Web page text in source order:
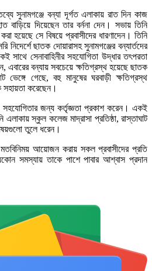
সুনামগঞ্জে বন্যা দূর্গত এলাকায় রাত দিন কাজ
বাড়িয়ে দিয়েছেন তার বর্ননা দেন। সভায় তিনি
হয়েছে সে বিষয়ে প্রবাসীদের ধারণাদেন। তিনি
নিদের্শে ছাতক দোয়ারাসহ সুনামগঞ্জের বন্যার্তদের
সাথে সেনাবাহিনীর সহযোগিতা উদ্ধার তৎপরতা
এবারের বন্যায় সবচেয়ে ক্ষতিগ্রস্থ হয়েছে ছাতক
ভেঙ্গে গেছে, বহু মানুষের ঘরবাড়ী ক্ষতিগ্রস্থ
সহায়তা করেছেন।
সহযোগিতার জন্য কর্তৃজ্ঞতা প্রকাশ করেন। একই
এলাকায় স্কুল কলেজ মাদ্রাসা প্রতিষ্ঠা, রাস্তাঘাট
তুলে ধরেন।
আয়োজন করায় সকল প্রবাসীদের প্রতি
সমস্যায় তাকে পাশে পাবার আশ্বাস প্রদান